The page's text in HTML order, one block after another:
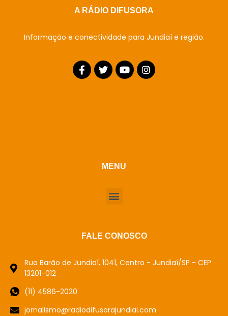
A RÁDIO DIFUSORA
Informação e conectividade para Jundiaí e região.
MENU
FALE CONOSCO
Rua Barão de Jundiaí, 1041, Centro - Jundiaí/SP - CEP
13201-012
(11) 4586-2020
jornalismo@radiodifusorajundiai.com